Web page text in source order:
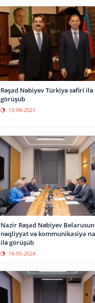
Rəşad Nəbiyev Türkiyə səfiri ilə
görüşüb
13-04-2021
Nazir Rəşad Nəbiyev Belarusun
nəqliyyat və kommunikasiya
ilə görüşüb
16-05-2024